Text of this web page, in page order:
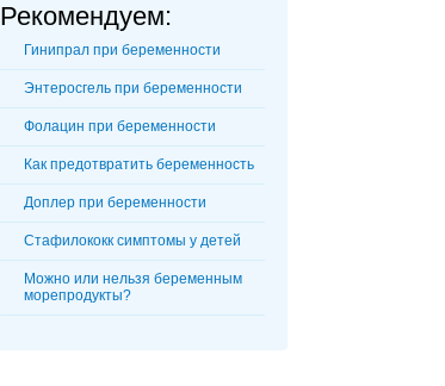
Рекомендуем:
Гинипрал при беременности
Энтеросгель при беременности
Фолацин при беременности
Как предотвратить беременность
Доплер при беременности
Стафилококк симптомы у детей
Можно или нельзя беременным
морепродукты?